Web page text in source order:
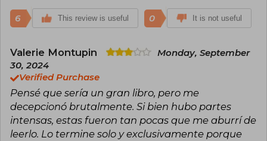
6 This review is useful 0 It is not useful
Valerie Montupin
Monday, September
30, 2024
Verified Purchase
Pensé que sería un gran libro, pero me
decepcionó brutalmente. Si bien hubo partes
intensas, estas fueron tan pocas que me aburrí de
leerlo. Lo termine solo y exclusivamente porque